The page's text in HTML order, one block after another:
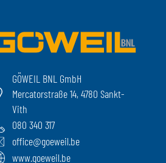
GÖWEIL BNL GmbH
Mercatorstraße 14, 4780 Sankt-
Vith
080 340 317
office@goeweil.be
www.goeweil.be